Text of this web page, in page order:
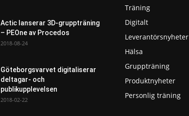
Actic lanserar 3D-gruppträning
– PEOne av Procedos
2018-08-24
Göteborgsvarvet digitaliserar
deltagar- och
publikupplevelsen
2018-02-22
Träning
Digitalt
Leverantörsnyheter
Hälsa
Gruppträning
Produktnyheter
Personlig träning